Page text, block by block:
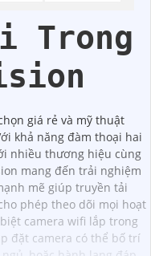
Trong
giá rẻ và mỹ thuật
khả năng đàm thoại hai
nhiều thương hiệu cùng
mang đến trải nghiệm
mẽ giúp truyền tải
phép theo dõi mọi hoạt
camera wifi lắp trong
đặt camera có thể bố trí